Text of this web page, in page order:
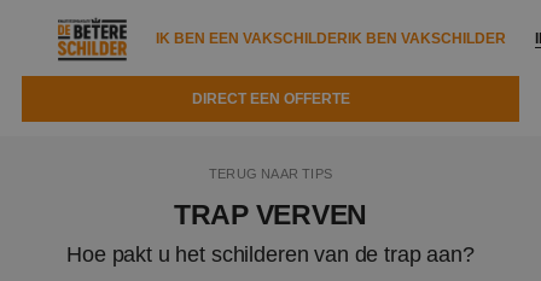
IK BEN EEN VAKSCHILDERIK BEN VAKSCHILDER
DIRECT EEN OFFERTE
Tools
Zoeken naar een schilder
TERUG NAAR TIPS
TRAP VERVEN
Hoe pakt u het schilderen van de trap aan?